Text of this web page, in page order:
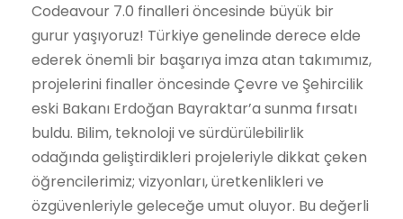
Codeavour 7.0 finalleri öncesinde büyük bir
gurur yaşıyoruz! Türkiye genelinde derece elde
ederek önemli bir başarıya imza atan takımımız,
projelerini finaller öncesinde Çevre ve Şehircilik
eski Bakanı Erdoğan Bayraktar’a sunma fırsatı
buldu. Bilim, teknoloji ve sürdürülebilirlik
odağında geliştirdikleri projeleriyle dikkat çeken
öğrencilerimiz; vizyonları, üretkenlikleri ve
özgüvenleriyle geleceğe umut oluyor. Bu değerli